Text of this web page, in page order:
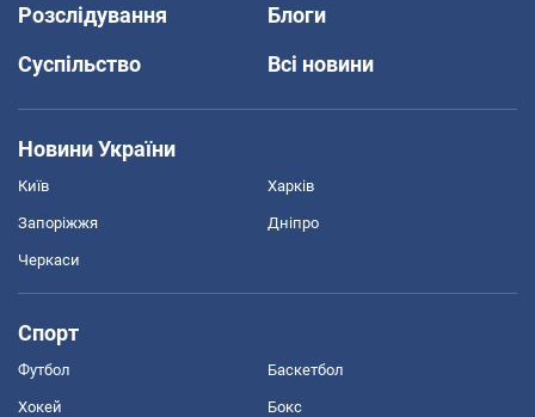
Розслідування
Блоги
Суспільство
Всі новини
Новини України
Київ Харків
Запоріжжя Дніпро
Черкаси
Спорт
Футбол Баскетбол
Хокей Бокс